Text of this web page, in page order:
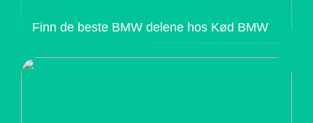
Finn de beste BMW delene hos Kød BMW